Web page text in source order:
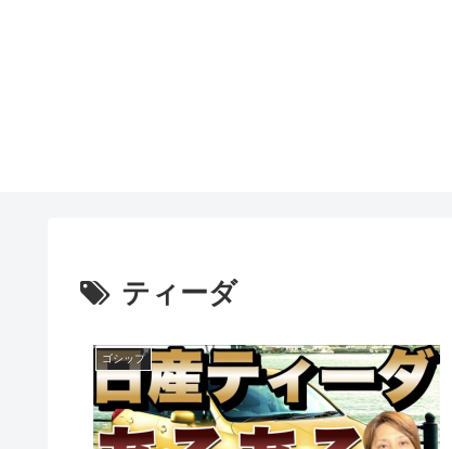
ティーダ
ゴシップ